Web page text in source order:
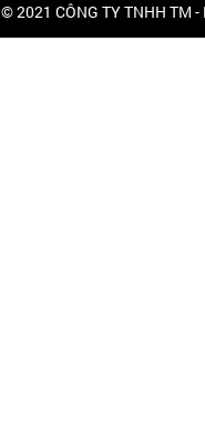
© 2021 CÔNG TY TNHH TM